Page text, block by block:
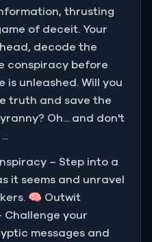
thrusting
of deceit. Your
decode the
conspiracy before
unleashed. Will you
truth and save the
Oh... and don't
– Step into a
it seems and unravel
🧠 Outwit
Challenge your
messages and